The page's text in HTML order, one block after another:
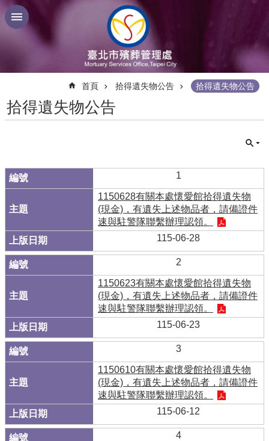
跳到主要內容區塊
首頁 拾得遺失物公告 拾得遺失物公告
拾得遺失物公告
1
1150628有關本處懷愛館拾得遺失物
(現金)，有遺失上述物品者，請備證件
速與駐警隊聯繫辦理認領。
115-06-28
2
1150623有關本處懷愛館拾得遺失物
(現金)，有遺失上述物品者，請備證件
速與駐警隊聯繫辦理認領。
115-06-23
3
1150610有關本處懷愛館拾得遺失物
(現金)，有遺失上述物品者，請備證件
速與駐警隊聯繫辦理認領。
115-06-12
4